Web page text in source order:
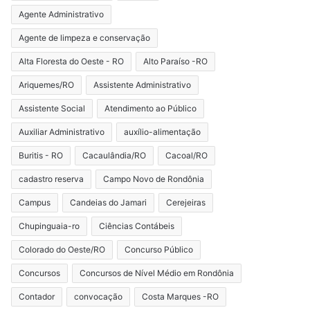
Agente Administrativo
Agente de limpeza e conservação
Alta Floresta do Oeste - RO Alto Paraíso -RO
Ariquemes/RO Assistente Administrativo
Assistente Social Atendimento ao Público
Auxiliar Administrativo auxílio-alimentação
Buritis - RO Cacaulândia/RO Cacoal/RO
cadastro reserva Campo Novo de Rondônia
Campus Candeias do Jamari Cerejeiras
Chupinguaia-ro Ciências Contábeis
Colorado do Oeste/RO Concurso Público
Concursos Concursos de Nível Médio em Rondônia
Contador convocação Costa Marques -RO